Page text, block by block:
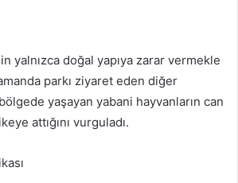
yalnızca doğal yapıya zarar vermekle
parkı ziyaret eden diğer
yaşayan yabani hayvanların can
attığını vurguladı.